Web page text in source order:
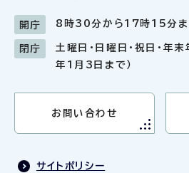
開庁 8時30分から17時15分ま
閉庁
土曜日・日曜日・祝日・年
年1月3日まで）
お問い合わせ
サイトポリシー